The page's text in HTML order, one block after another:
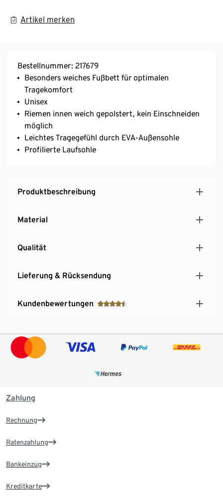
Artikel merken
Bestellnummer: 217679
Besonders weiches Fußbett für optimalen
Tragekomfort
Unisex
Riemen innen weich gepolstert, kein Einschneiden
möglich
Leichtes Tragegefühl durch EVA-Außensohle
Profilierte Laufsohle
Produktbeschreibung
Material
Qualität
Lieferung & Rücksendung
Kundenbewertungen
Zahlung
Rechnung
Ratenzahlung
Bankeinzug
Kreditkarte